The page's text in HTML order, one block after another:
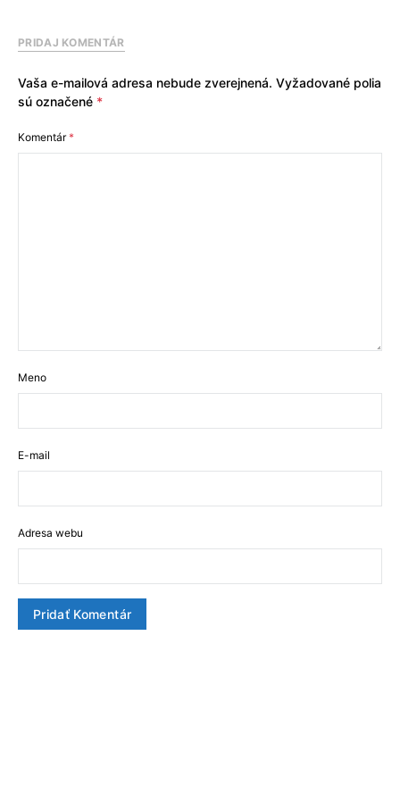
PRIDAJ KOMENTÁR
Vaša e-mailová adresa nebude zverejnená. Vyžadované polia
sú označené *
Komentár*
Meno
E-mail
Adresa webu